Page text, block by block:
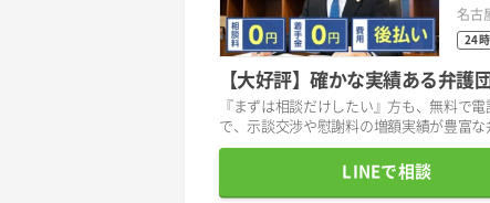
名古
24時
【大好評】確かな実績ある弁護
『まずは相談だけしたい』方も、無料で
で、示談交渉や慰謝料の増額実績が豊富
LINEで相談